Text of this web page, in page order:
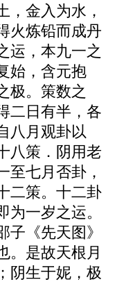
，金入为水，
火炼铅而成丹
运，本九一之
始，含元抱
极。策数之
二日有半，各
八月观卦以
八策．阴用老
至七月否卦，
二策。十二卦
为一岁之运。
《先天图》
。是故天根月
阴生于妮，极